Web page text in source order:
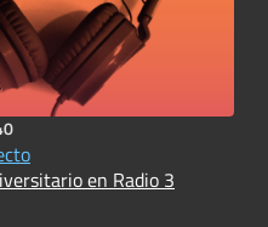
en Radio 3